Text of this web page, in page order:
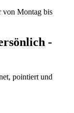
von Montag bis
-
pointiert und